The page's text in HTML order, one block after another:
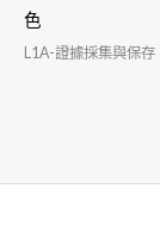
色
L1A-證據採集與保存